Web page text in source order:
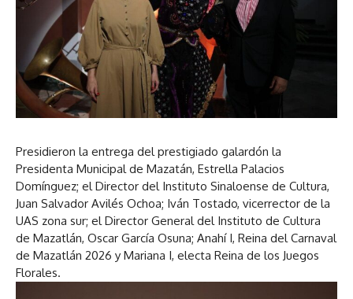
Presidieron la entrega del prestigiado galardón la
Presidenta Municipal de Mazatán, Estrella Palacios
Domínguez; el Director del Instituto Sinaloense de Cultura,
Juan Salvador Avilés Ochoa; Iván Tostado, vicerrector de la
UAS zona sur; el Director General del Instituto de Cultura
de Mazatlán, Oscar García Osuna; Anahí I, Reina del Carnaval
de Mazatlán 2026 y Mariana I, electa Reina de los Juegos
Florales.